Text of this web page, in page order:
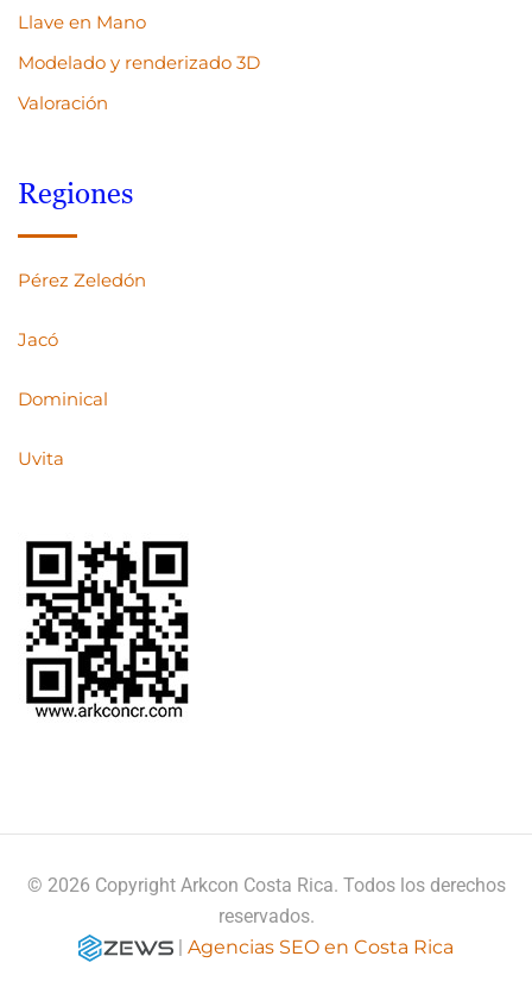
Llave en Mano
Modelado y renderizado 3D
Valoración
Regiones
Pérez Zeledón
Jacó
Dominical
Uvita
© 2026 Copyright Arkcon Costa Rica. Todos los derechos
reservados.
| Agencias SEO en Costa Rica